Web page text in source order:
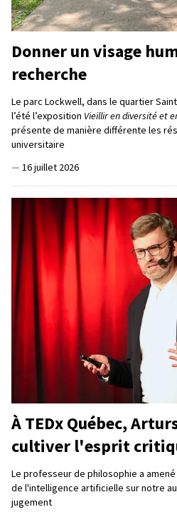
Donner un visage
recherche
Le parc Lockwell, dans le quartier
l’été l’exposition Vieillir en diversité et
présente de manière différente les
universitaire
— 16 juillet 2026
À TEDx Québec,
cultiver l'esprit
Le professeur de philosophie a
de l'intelligence artificielle sur notre
jugement